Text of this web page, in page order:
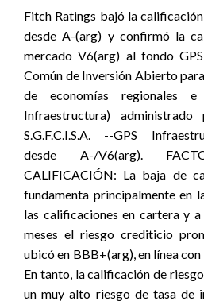
Fitch Ratings bajó la
desde A-(arg) y confirmó la
mercado V6(arg) al fondo
Común de Inversión Abierto
de economías regionales e
Infraestructura) administrado
S.G.F.C.I.S.A. --GPS
desde A-/V6(arg).
CALIFICACIÓN: La baja de
fundamenta principalmente en
las calificaciones en cartera y
meses el riesgo crediticio
ubicó en BBB+(arg), en línea
En tanto, la calificación de
un muy alto riesgo de tasa de